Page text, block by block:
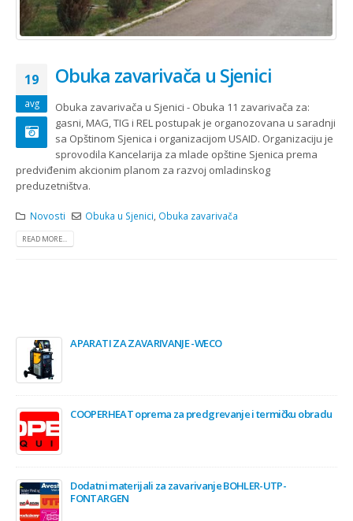
19
avg
Obuka zavarivača u Sjenici
Obuka zavarivača u Sjenici - Obuka 11 zavarivača za:
gasni, MAG, TIG i REL postupak je organozovana u saradnji
sa Opštinom Sjenica i organizacijom USAID. Organizaciju je
sprovodila Kancelarija za mlade opštine Sjenica prema
predviđenim akcionim planom za razvoj omladinskog
preduzetništva.
Novosti Obuka u Sjenici Obuka zavarivača
READ MORE...
APARATI ZA ZAVARIVANJE -WECO
COOPERHEAT oprema za predgrevanje i termičku obradu
Dodatni materijali za zavarivanje BOHLER-UTP-
FONTARGEN